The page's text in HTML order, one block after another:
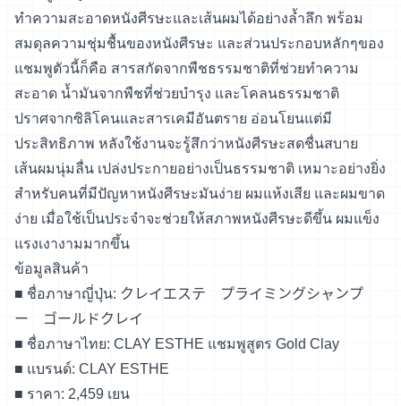
ทำความสะอาดหนังศีรษะและเส้นผมได้อย่างล้ำลึก พร้อม
สมดุลความชุ่มชื้นของหนังศีรษะ และส่วนประกอบหลักๆของ
แชมพูตัวนี้ก็คือ สารสกัดจากพืชธรรมชาติที่ช่วยทำความ
สะอาด น้ำมันจากพืชที่ช่วยบำรุง และโคลนธรรมชาติ
ปราศจากซิลิโคนและสารเคมีอันตราย อ่อนโยนแต่มี
ประสิทธิภาพ หลังใช้งานจะรู้สึกว่าหนังศีรษะสดชื่นสบาย
เส้นผมนุ่มลื่น เปล่งประกายอย่างเป็นธรรมชาติ เหมาะอย่างยิ่ง
สำหรับคนที่มีปัญหาหนังศีรษะมันง่าย ผมแห้งเสีย และผมขาด
ง่าย เมื่อใช้เป็นประจำจะช่วยให้สภาพหนังศีรษะดีขึ้น ผมแข็ง
แรงเงางามมากขึ้น
ข้อมูลสินค้า
■ ชื่อภาษาญี่ปุ่น: クレイエステ プライミングシャンプ
ー ゴールドクレイ
■ ชื่อภาษาไทย: CLAY ESTHE แชมพูสูตร Gold Clay
■ แบรนด์: CLAY ESTHE
■ ราคา: 2,459 เยน